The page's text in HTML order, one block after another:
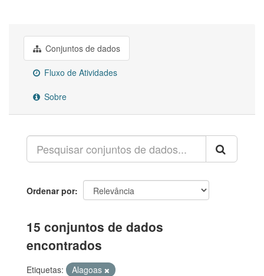
Conjuntos de dados
Fluxo de Atividades
Sobre
Ordenar por
15 conjuntos de dados
encontrados
Etiquetas:
Alagoas